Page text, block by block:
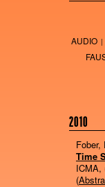
AUDIO
2010
Fober,
Time
ICMA,
(